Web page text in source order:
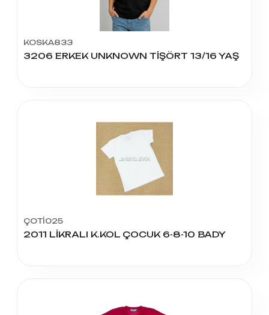
KOSKA833
3206 ERKEK UNKNOWN TİŞÖRT 13/16 YAŞ
ÇOTİ025
2011 LİKRALI K.KOL ÇOCUK 6-8-10 BADY